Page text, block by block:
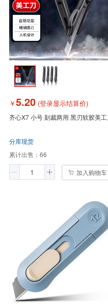
￥5.20 (登录显示结算价)
齐心X7 小号 刻裁两用 黑刃软胶美
分库现货
累计出售： 66
加入购物车